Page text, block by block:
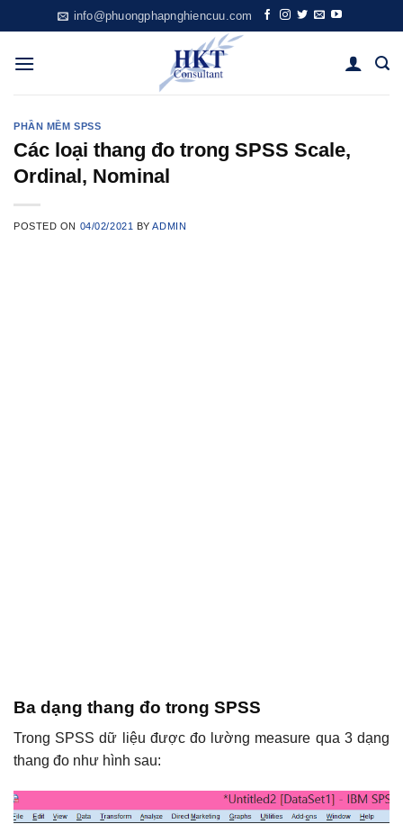
to
content
info@phuongphapnghiencuu.com
PHẦN MỀM SPSS
Các loại thang đo trong SPSS Scale,
Ordinal, Nominal
POSTED ON 04/02/2021 BYADMIN
Ba dạng thang đo trong SPSS
Trong SPSS dữ liệu được đo lường measure qua 3 dạng
thang đo như hình sau: